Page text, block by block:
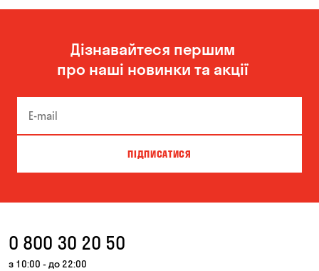
Дізнавайтеся першим
про наші новинки та акції
ПІДПИСАТИСЯ
0 800 30 20 50
з 10:00 - до 22:00